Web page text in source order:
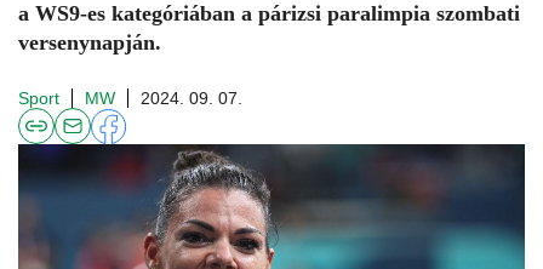
a WS9-es kategóriában a párizsi paralimpia szombati
versenynapján.
Sport MW 2024. 09. 07.